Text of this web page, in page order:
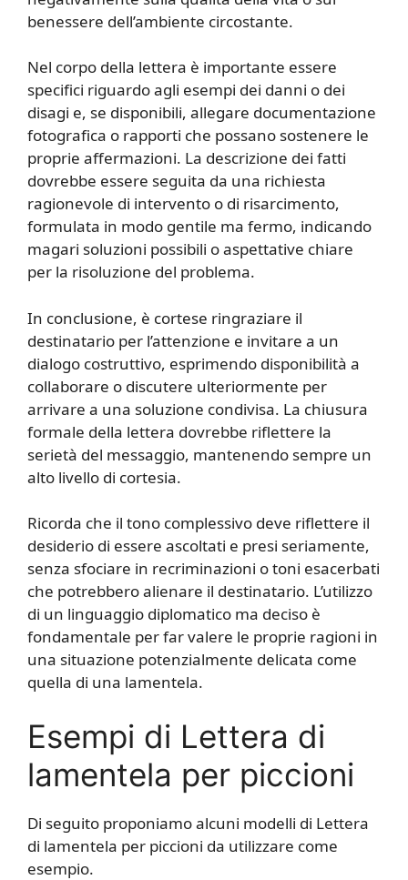
benessere dell’ambiente circostante.
Nel corpo della lettera è importante essere
specifici riguardo agli esempi dei danni o dei
disagi e, se disponibili, allegare documentazione
fotografica o rapporti che possano sostenere le
proprie affermazioni. La descrizione dei fatti
dovrebbe essere seguita da una richiesta
ragionevole di intervento o di risarcimento,
formulata in modo gentile ma fermo, indicando
magari soluzioni possibili o aspettative chiare
per la risoluzione del problema.
In conclusione, è cortese ringraziare il
destinatario per l’attenzione e invitare a un
dialogo costruttivo, esprimendo disponibilità a
collaborare o discutere ulteriormente per
arrivare a una soluzione condivisa. La chiusura
formale della lettera dovrebbe riflettere la
serietà del messaggio, mantenendo sempre un
alto livello di cortesia.
Ricorda che il tono complessivo deve riflettere il
desiderio di essere ascoltati e presi seriamente,
senza sfociare in recriminazioni o toni esacerbati
che potrebbero alienare il destinatario. L’utilizzo
di un linguaggio diplomatico ma deciso è
fondamentale per far valere le proprie ragioni in
una situazione potenzialmente delicata come
quella di una lamentela.
Esempi di Lettera di
lamentela per piccioni
Di seguito proponiamo alcuni modelli di Lettera
di lamentela per piccioni da utilizzare come
esempio.